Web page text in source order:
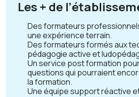
Les + de
Des formateurs
une expérience terrain.
Des formateurs formés aux
pédagogie active et
Un service post formation
questions qui pourraient
la formation.
Une équipe support réactive